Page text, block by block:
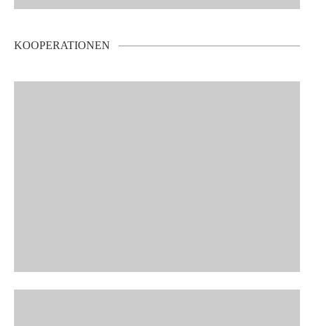
KOOPERATIONEN